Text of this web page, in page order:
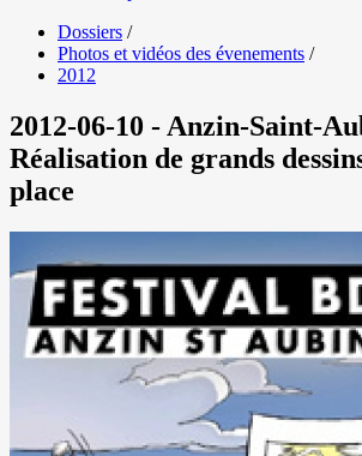
Dossiers /
Photos et vidéos des évenements /
2012
2012-06-10 - Anzin-Saint-
Réalisation de grands
place